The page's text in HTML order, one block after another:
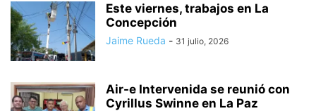
Este viernes, trabajos en La
Concepción
Jaime Rueda - 31 julio, 2026
Air-e Intervenida se reunió con
Cyrillus Swinne en La Paz